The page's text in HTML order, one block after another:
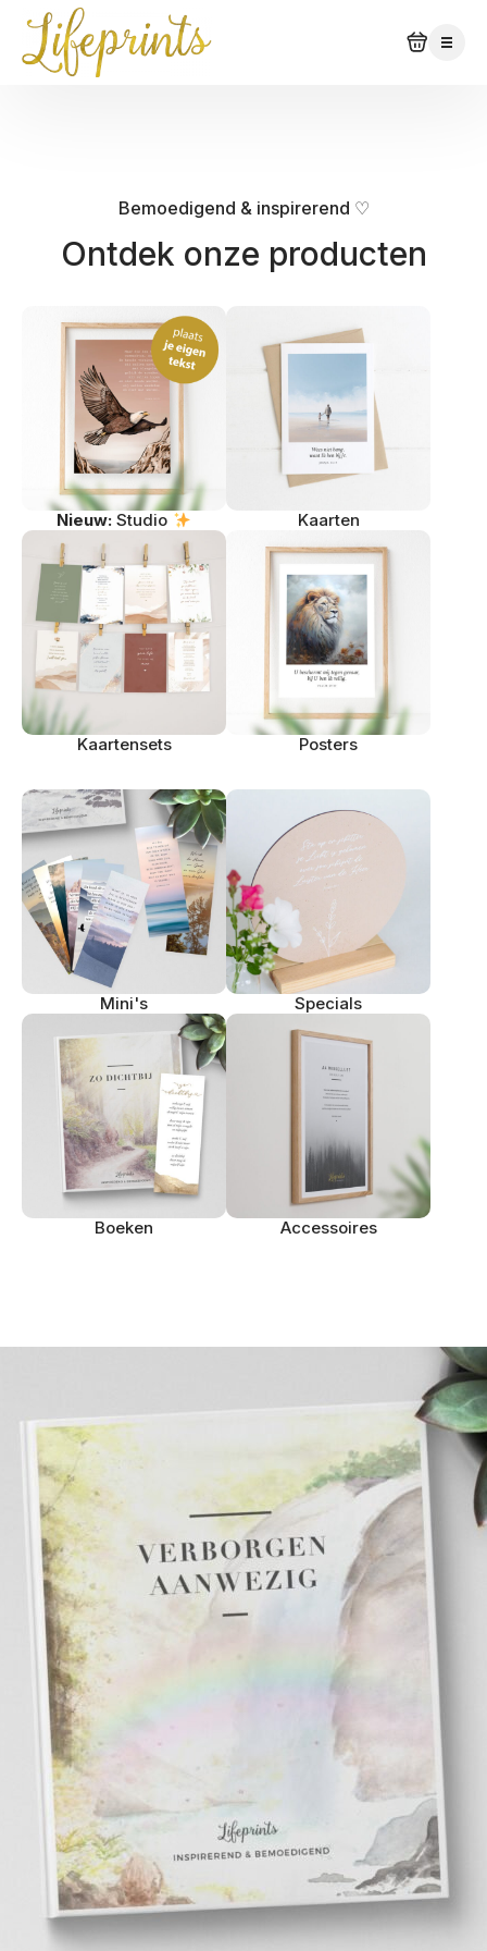
Bemoedigend & inspirerend ♡
Ontdek onze producten
Nieuw: Studio Kaarten
Kaartensets Posters
Mini's Specials
Boeken Accessoires